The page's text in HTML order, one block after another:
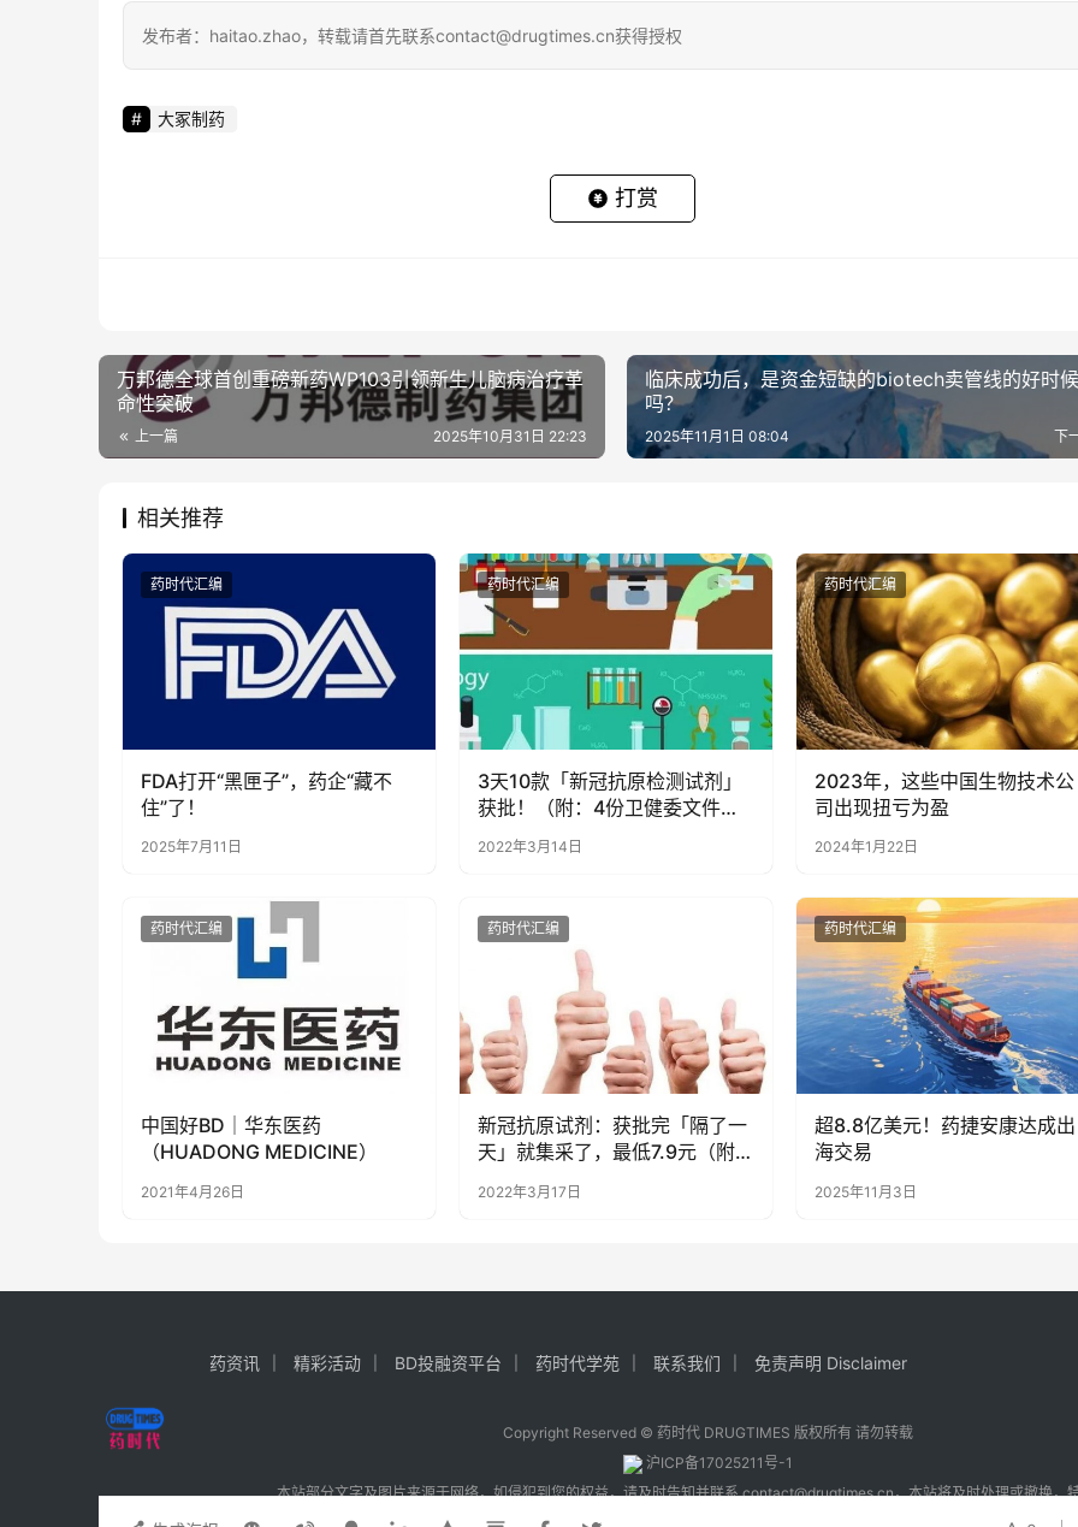
发布者：haitao.zhao，转载请首先联系contact@drugtimes.cn获得授权
大冢制药
打赏
万邦德全球首创重磅新药WP103引领新生儿脑病治疗革
命性突破
上一篇 2025年10月31日 22:23
临床成功后，是资金短缺的biotech卖管线的好时候
吗？
下
2025年11月1日 08:04
相关推荐
药时代汇编
FDA打开“黑匣子”，药企“藏不
住”了！
2025年7月11日
药时代汇编
3天10款「新冠抗原检测试剂」
获批！（附：4份卫健委文件及
自测流程）
2022年3月14日
药时代汇编
2023年，这些中国生物技术公
司出现扭亏为盈
2024年1月22日
药时代汇编
​中国好BD｜华东医药
（HUADONG MEDICINE）
2021年4月26日
药时代汇编
新冠抗原试剂：获批完「隔了一
天」就集采了，最低7.9元（附
2022年3月17日
药时代汇编
超8.8亿美元！药捷安康达成出
海交易
2025年11月3日
药资讯 精彩活动 BD投融资平台 药时代学苑 联系我们 免责声明 Disclaimer
Copyright Reserved © 药时代 DRUGTIMES 版权所有 请勿转载
沪ICP备17025211号-1
本站部分文字及图片来源于网络，如侵犯到您的权益，请及时告知并联系contact@drugtimes.cn，本站将及时处理或撤换，